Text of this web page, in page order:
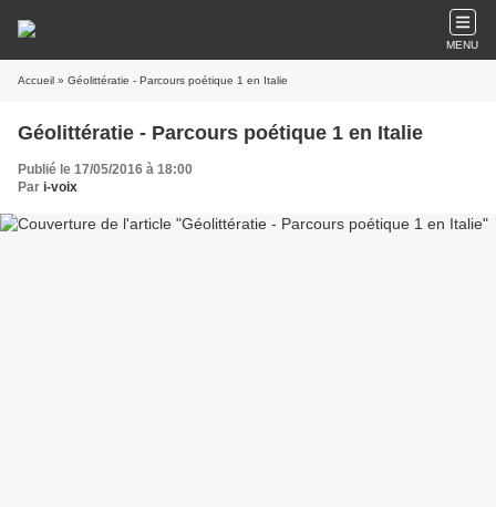
MENU
Accueil » Géolittératie - Parcours poétique 1 en Italie
Géolittératie - Parcours poétique 1 en Italie
Publié le 17/05/2016 à 18:00
Par i-voix